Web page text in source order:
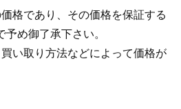
格であり、その価格を保証する
め御了承下さい。
い取り方法などによって価格が